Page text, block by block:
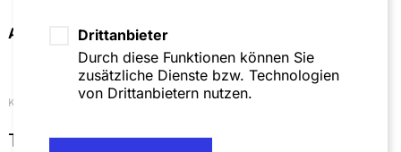
Anfahrt & Kontakt
Kontakt
T
+49 621 4257 0
Drittanbieter
Durch diese Funktionen können Sie
zusätzliche Dienste bzw. Technologien
von Drittanbietern nutzen.